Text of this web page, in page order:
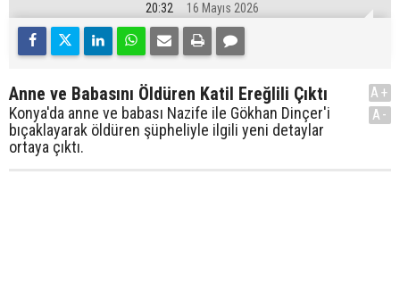
20:32 16 Mayıs 2026
Anne ve Babasını Öldüren Katil Ereğlili Çıktı
Konya'da anne ve babası Nazife ile Gökhan Dinçer'i
bıçaklayarak öldüren şüpheliyle ilgili yeni detaylar
ortaya çıktı.
A+
A-